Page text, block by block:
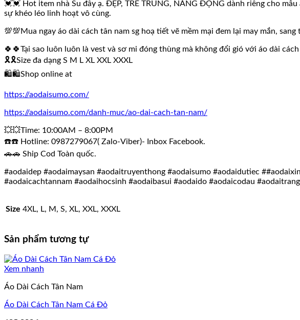
💓💓 Hot item nhà Su đây ạ. ĐẸP, TRẺ TRUNG, NĂNG ĐỘNG dành riêng cho
sự khéo léo linh hoạt vô cùng.
💯💯Mua ngay áo dài cách tân nam sg hoạ tiết vẽ mềm mại đem lại may mắn,
🍀🍀Tại sao luôn luôn là vest và sơ mi đóng thùng mà không đổi gió với áo dài
🎗🎗Size đa dạng S M L XL XXL XXXL
🛍🛍Shop online at
https://aodaisumo.com/
https://aodaisumo.com/danh-muc/ao-dai-cach-tan-nam/
💥💥Time: 10:00AM – 8:00PM
☎️☎️ Hotline: 0987279067( Zalo-Viber)- Inbox Facebook.
🚗🚗 Ship Cod Toàn quốc.
#aodaidep #aodaimaysan #aodaitruyenthong #aodaisumo #aodaidutiec
#aodaicachtannam #aodaihocsinh #aodaibasui #aodaido #aodaicodau
Size 4XL, L, M, S, XL, XXL, XXXL
Sản phẩm tương tự
Xem nhanh
Áo Dài Cách Tân Nam
Áo Dài Cách Tân Nam Cá Đỏ